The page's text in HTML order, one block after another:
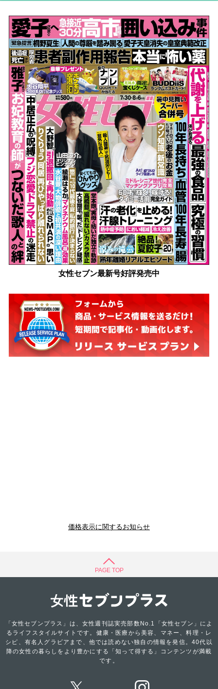
女性セブン最新号好評発売中
価格表示に関するお知らせ
PAGE TOP
「女性セブンプラス」は、女性週刊誌実売部数No.1「女性セブン」によ
るライフスタイルサイトです。健康・医療から美容、マネー、料理・レ
シピ、有名人グラビアまで、他では読めない独自の情報を発信。40代以
降の女性の暮らしをより豊かにする「知って得する」コンテンツが満載
です。